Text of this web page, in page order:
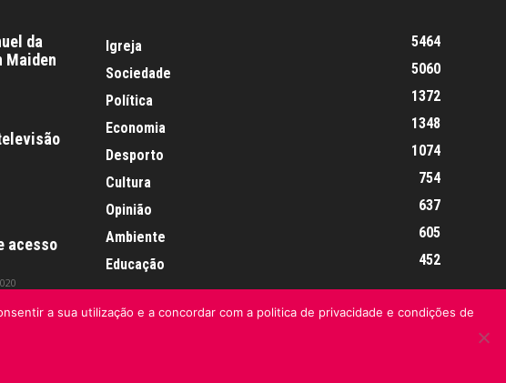
da
Maiden
acesso
Igreja
5464
Sociedade
5060
Política
1372
Economia
1348
Desporto
1074
Cultura
754
Opinião
637
Ambiente
605
Educação
452
a sua utilização e a concordar com a politica de privacidade e condições de